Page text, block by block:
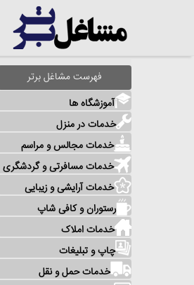
فهرست مشاغل برتر
آموزشگاه ها
خدمات در منزل
خدمات مجالس و مراسم
خدمات مسافرتی و گردشگری
خدمات آرایشی و زیبایی
رستوران و کافی شاپ
خدمات املاک
چاپ و تبلیغات
خدمات حمل و نقل